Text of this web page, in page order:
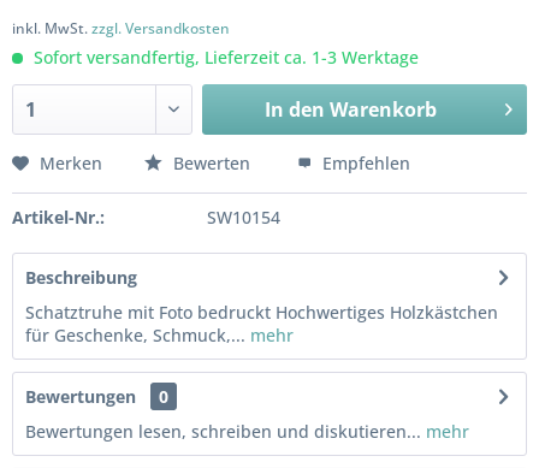
inkl. MwSt.zzgl. Versandkosten
Sofort versandfertig, Lieferzeit ca. 1-3 Werktage
In den Warenkorb
Merken Bewerten Empfehlen
Artikel-Nr.: SW10154
Beschreibung
Schatztruhe mit Foto bedruckt Hochwertiges Holzkästchen
für Geschenke, Schmuck,... mehr
Bewertungen
0
Bewertungen lesen, schreiben und diskutieren... mehr